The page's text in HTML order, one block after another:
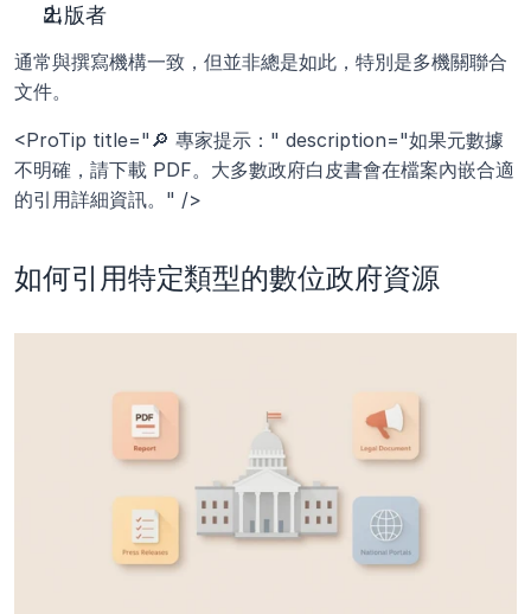
出版者
通常與撰寫機構一致，但並非總是如此，特別是多機關聯合
文件。
<ProTip title="🔎 專家提示：" description="如果元數據
不明確，請下載 PDF。大多數政府白皮書會在檔案內嵌合適
的引用詳細資訊。" />
如何引用特定類型的數位政府資源